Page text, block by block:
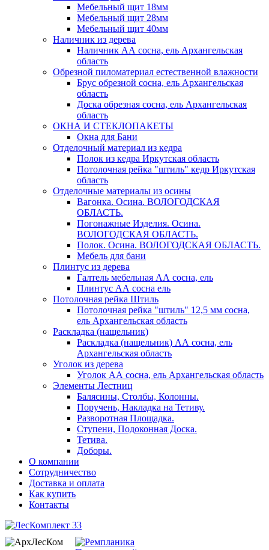
Мебельный щит 18мм
Мебельный щит 28мм
Мебельный щит 40мм
Наличник из дерева
Наличник АА сосна, ель Архангельская
область
Обрезной пиломатериал естественной влажности
Брус обрезной сосна, ель Архангельская
область
Доска обрезная сосна, ель Архангельская
область
ОКНА И СТЕКЛОПАКЕТЫ
Окна для Бани
Отделочный материал из кедра
Полок из кедра Иркутская область
Потолочная рейка "штиль" кедр Иркутская
область
Отделочные материалы из осины
Вагонка. Осина. ВОЛОГОДСКАЯ
ОБЛАСТЬ.
Погонажные Изделия. Осина.
ВОЛОГОДСКАЯ ОБЛАСТЬ.
Полок. Осина. ВОЛОГОДСКАЯ ОБЛАСТЬ.
Мебель для бани
Плинтус из дерева
Галтель мебельная АА сосна, ель
Плинтус АА сосна ель
Потолочная рейка Штиль
Потолочная рейка "штиль" 12,5 мм сосна,
ель Архангельская область
Раскладка (нащельник)
Раскладка (нащельник) АА сосна, ель
Архангельская область
Уголок из дерева
Уголок АА сосна, ель Архангельская область
Элементы Лестниц
Балясины, Столбы, Колонны.
Поручень, Накладка на Тетиву.
Разворотная Площадка.
Ступени, Подоконная Доска.
Тетива.
Доборы.
О компании
Сотрудничество
Доставка и оплата
Как купить
Контакты